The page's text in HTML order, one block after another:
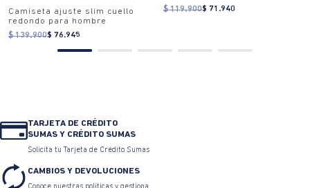
Camiseta ajuste slim cuello
redondo para hombre
$ 139.900$ 76.945
$ 119.900$ 71.940
TARJETA DE CRÉDITO
SUMAS Y CRÉDITO SUMAS
Solicita tu Tarjeta de Crédito Sumas
CAMBIOS Y DEVOLUCIONES